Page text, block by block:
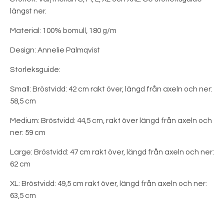
längst ner.
Material: 100% bomull, 180 g/m
Design: Annelie Palmqvist
Storleksguide:
Small: Bröstvidd: 42 cm rakt över, längd från axeln och ner:
58,5 cm
Medium: Bröstvidd: 44,5 cm, rakt över längd från axeln och
ner: 59 cm
Large: Bröstvidd: 47 cm rakt över, längd från axeln och ner:
62 cm
XL: Bröstvidd: 49,5 cm rakt över, längd från axeln och ner:
63,5 cm